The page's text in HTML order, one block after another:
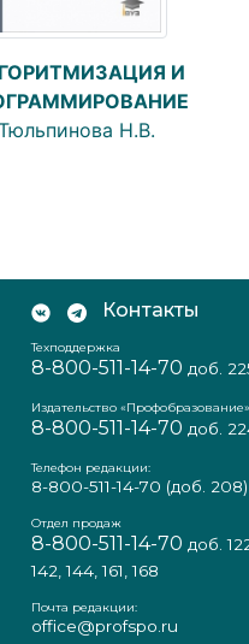
И
Н.В.
Контакты
Техподдержка
8-800-511-14-70 доб.
Издательство «Профобразование»
8-800-511-14-70 доб.
Телефон редакции:
8-800-511-14-70 (доб. 208)
Отдел продаж
8-800-511-14-70 доб.
142, 144, 161, 168
Почта редакции:
office@profspo.ru